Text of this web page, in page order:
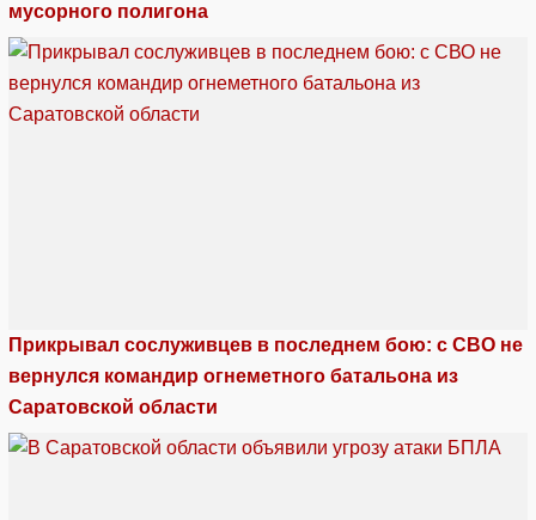
мусорного полигона
Прикрывал сослуживцев в последнем бою: с СВО не
вернулся командир огнеметного батальона из
Саратовской области